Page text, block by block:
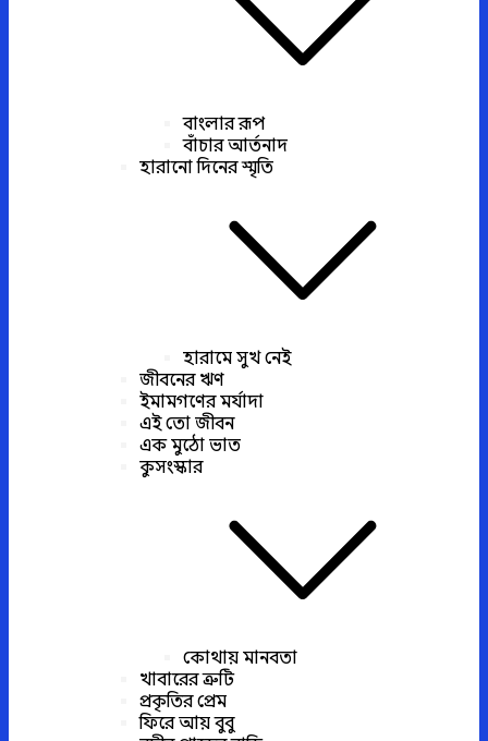
বাংলার রূপ
বাঁচার আর্তনাদ
হারানো দিনের স্মৃতি
হারামে সুখ নেই
জীবনের ঋণ
ইমামগণের মর্যাদা
এই তো জীবন
এক মুঠো ভাত
কুসংস্কার
কোথায় মানবতা
খাবারের ত্রুটি
প্রকৃতির প্রেম
ফিরে আয় বুবু